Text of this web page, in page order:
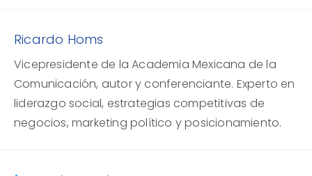
Ricardo Homs
Vicepresidente de la Academia Mexicana de la
Comunicación, autor y conferenciante. Experto en
liderazgo social, estrategias competitivas de
negocios, marketing político y posicionamiento.